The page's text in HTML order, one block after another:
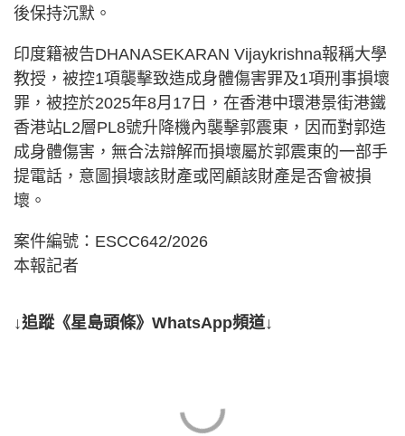
後保持沉默。
印度籍被告DHANASEKARAN Vijaykrishna報稱大學
教授，被控1項襲擊致造成身體傷害罪及1項刑事損壞
罪，被控於2025年8月17日，在香港中環港景街港鐵
香港站L2層PL8號升降機內襲擊郭震東，因而對郭造
成身體傷害，無合法辯解而損壞屬於郭震東的一部手
提電話，意圖損壞該財產或罔顧該財產是否會被損
壞。
案件編號：ESCC642/2026
本報記者
↓追蹤《星島頭條》WhatsApp頻道↓